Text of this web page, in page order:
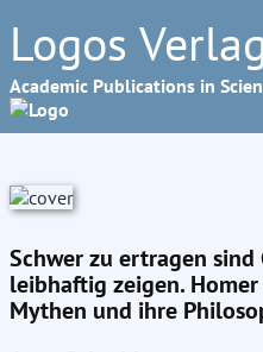
Logos
Academic Publications in
Schwer zu ertragen sind
leibhaftig zeigen. Homer
Mythen und ihre